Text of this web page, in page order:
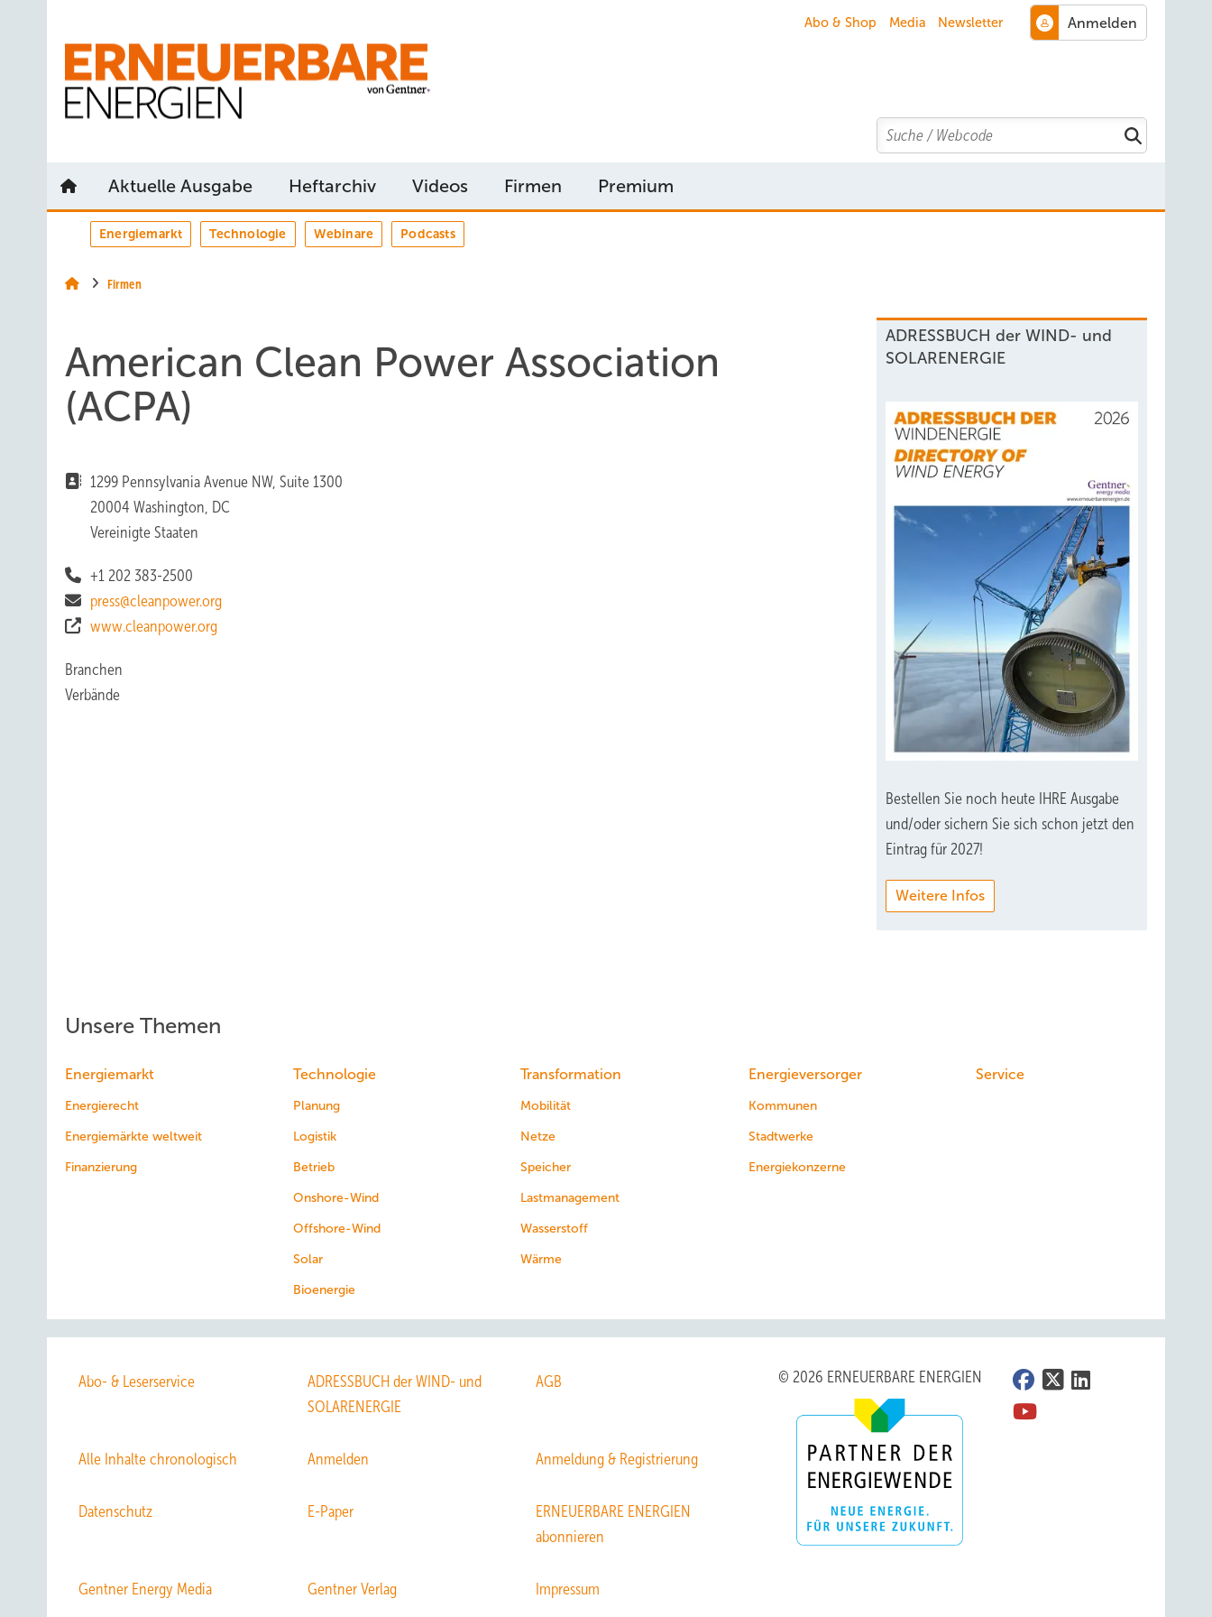
Abo & Shop Media Newsletter
Search
Aktuelle Ausgabe Heftarchiv Videos Firmen Premium
Energiemarkt Technologie Webinare Podcasts
Firmen
American Clean Power Association
(ACPA)
1299 Pennsylvania Avenue NW, Suite 1300
20004 Washington, DC
Vereinigte Staaten
+1 202 383-2500
press@cleanpower.org
www.cleanpower.org
Branchen
Verbände
ADRESSBUCH der WIND- und
SOLARENERGIE
Bestellen Sie noch heute IHRE Ausgabe
und/oder sichern Sie sich schon jetzt den
Eintrag für 2027!
Weitere Infos
Unsere Themen
Energiemarkt
Energierecht
Energiemärkte weltweit
Finanzierung
Technologie
Planung
Logistik
Betrieb
Onshore-Wind
Offshore-Wind
Solar
Bioenergie
Transformation
Mobilität
Netze
Speicher
Lastmanagement
Wasserstoff
Wärme
Energieversorger
Kommunen
Stadtwerke
Energiekonzerne
Service
Abo- & Leserservice
ADRESSBUCH der WIND- und
SOLARENERGIE
AGB
Alle Inhalte chronologisch Anmelden Anmeldung & Registrierung
Datenschutz E-Paper
ERNEUERBARE ENERGIEN
abonnieren
Gentner Energy Media Gentner Verlag Impressum
© 2026 ERNEUERBARE ENERGIEN